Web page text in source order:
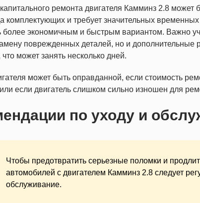
ремонта двигателя Камминз 2.8 может
комплектующих и требует значительных
более экономичным и быстрым вариантом. Важно
поврежденных деталей, но и дополнительные
может занять несколько дней.
может быть оправданной, если стоимость
если двигатель слишком сильно изношен для
по уходу и
Чтобы предотвратить серьезные поломки и
автомобилей с двигателем Камминз 2.8 следует
обслуживание.